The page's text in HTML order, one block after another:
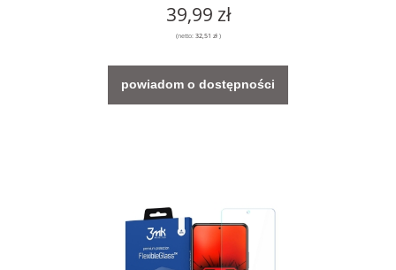
39,99 zł
(netto: 32,51 zł)
powiadom o dostępności